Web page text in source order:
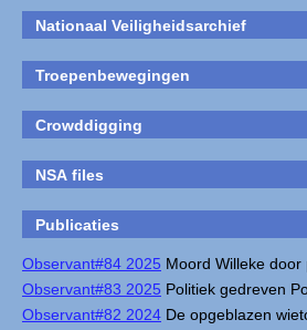
Nationaal Veiligheidsarchief
Troepenbewegingen
Crowddigging
NSA files
Publicaties
Observant#84 2025 Moord Willeke door
Observant#83 2025 Politiek gedreven
Observant#82 2024 De opgeblazen